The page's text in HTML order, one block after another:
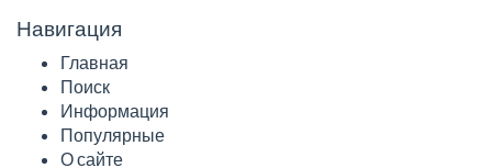
Навигация
Главная
Поиск
Информация
Популярные
О сайте